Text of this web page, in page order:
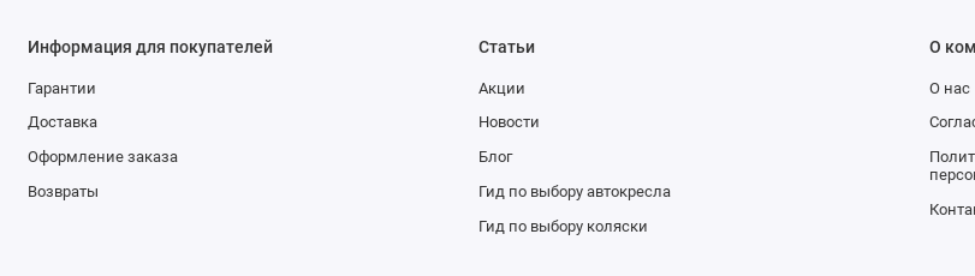
Информация для покупателей
Гарантии
Доставка
Оформление заказа
Возвраты
Статьи
Акции
Новости
Блог
Гид по выбору автокресла
Гид по выбору коляски
О
О нас